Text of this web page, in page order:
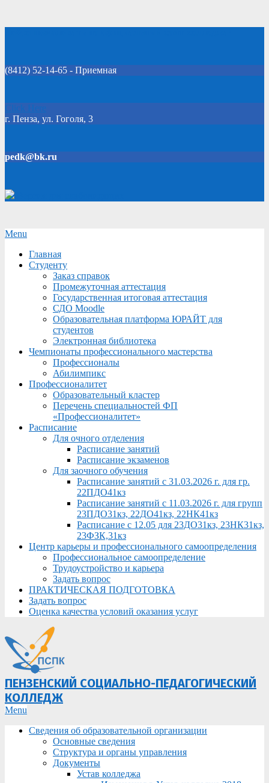
(8412) 52-14-65 - Приемная
Click Here
г. Пенза, ул. Гоголя, 3
pedk@bk.ru
Secondary
Menu
Menu
Главная
Студенту
Заказ справок
Промежуточная аттестация
Государственная итоговая аттестация
СДО Moodle
Образовательная платформа ЮРАЙТ для
студентов
Электронная библиотека
Чемпионаты профессионального мастерства
Профессионалы
Абилимпикс
Профессионалитет
Образовательный кластер
Перечень специальностей ФП
«Профессионалитет»
Расписание
Для очного отделения
Расписание занятий
Расписание экзаменов
Для заочного обучения
Расписание занятий с 31.03.2026 г. для гр.
22ПДО41кз
Расписание занятий с 11.03.2026 г. для групп
23ПДО31кз, 22ДО41кз, 22НК41кз
Расписание с 12.05 для 23ДО31кз, 23НК31кз,
23ФЗК,31кз
Центр карьеры и профессионального самоопределения
Профессиональное самоопределение
Трудоустройство и карьера
Задать вопрос
ПРАКТИЧЕСКАЯ ПОДГОТОВКА
Задать вопрос
Оценка качества условий оказания услуг
ПЕНЗЕНСКИЙ СОЦИАЛЬНО-ПЕДАГОГИЧЕСКИЙ
КОЛЛЕДЖ
Primary
Menu
Menu
Сведения об образовательной организации
Основные сведения
Структура и органы управления
Документы
Устав колледжа